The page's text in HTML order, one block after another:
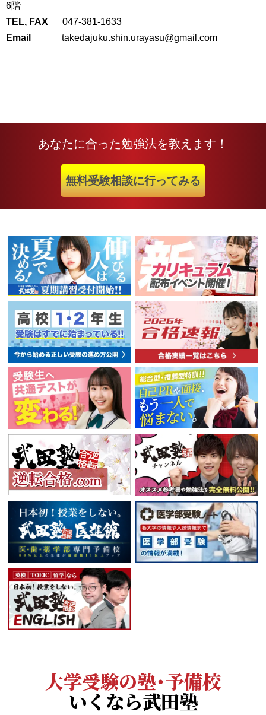
6階
TEL, FAX 047-381-1633
Email
takedajuku.shin.urayasu@gmail.com
あなたに合った勉強法を教えます！
無料受験相談に行ってみる
大学受験の塾・予備校
いくなら武田塾